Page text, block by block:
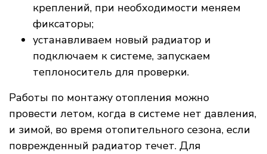
креплений, при необходимости меняем
фиксаторы;
устанавливаем новый радиатор и
подключаем к системе, запускаем
теплоноситель для проверки.
Работы по монтажу отопления можно
провести летом, когда в системе нет давления,
и зимой, во время отопительного сезона, если
поврежденный радиатор течет. Для